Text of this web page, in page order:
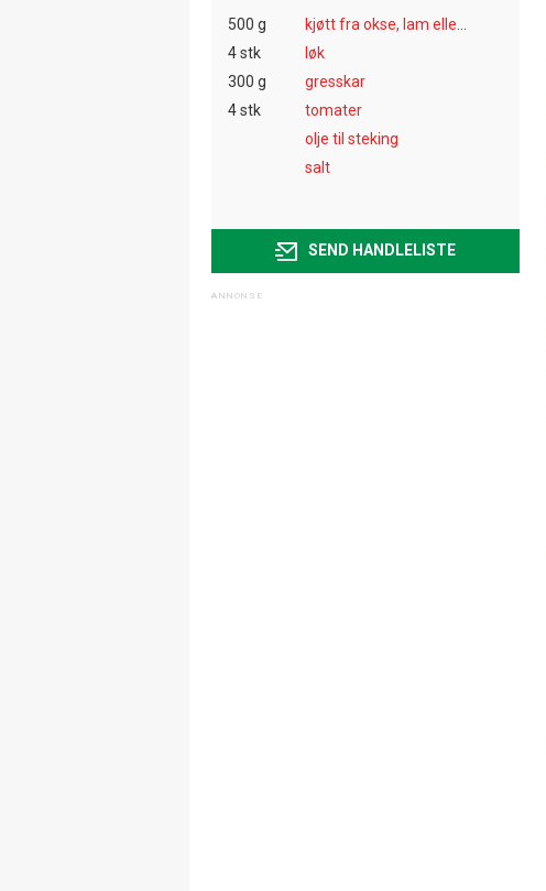
500 g
4 stk
løk
300 g
gresskar
4 stk
tomater
olje til steking
salt
SEND HANDLELISTE